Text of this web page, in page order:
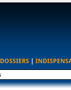
DOSSIERS |